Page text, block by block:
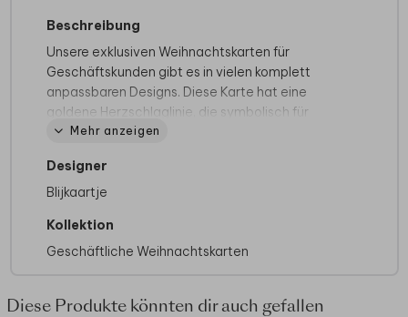
Beschreibung
Unsere exklusiven Weihnachtskarten für
Geschäftskunden gibt es in vielen komplett
anpassbaren Designs. Diese Karte hat eine
goldene Herzschlaglinie, die symbolisch für
Leben, Gesundheit aber auch wirtschaftliche
als Weihnachtskarte für Arztpraxen oder als
Neujahrskarte für Krankenhäuser geeignet.
Weihnachtskarten mit Logo
Mehr anzeigen
Designer
Blijkaartje
Kollektion
Geschäftliche Weihnachtskarten
Diese Produkte könnten dir auch gefallen